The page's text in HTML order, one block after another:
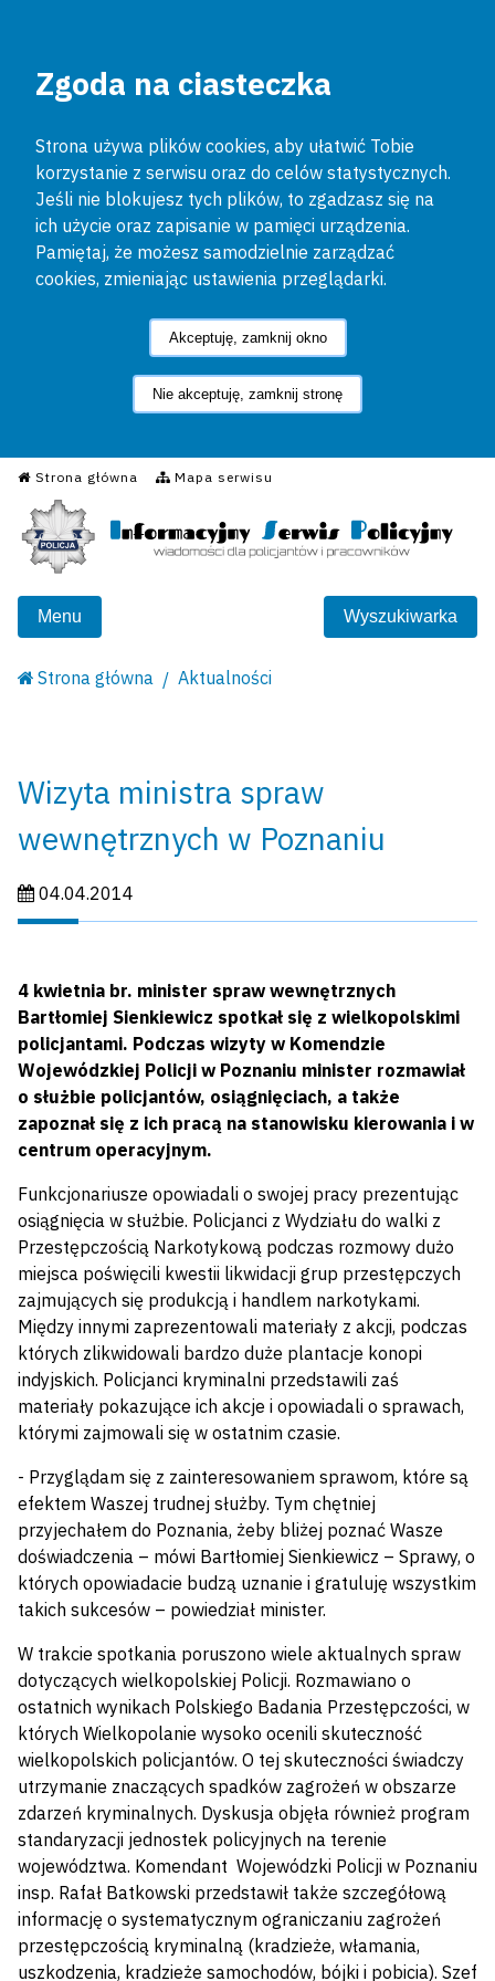
Zgoda na ciasteczka
Strona używa plików cookies, aby ułatwić Tobie
korzystanie z serwisu oraz do celów statystycznych.
Jeśli nie blokujesz tych plików, to zgadzasz się na
ich użycie oraz zapisanie w pamięci urządzenia.
Pamiętaj, że możesz samodzielnie zarządzać
cookies, zmieniając ustawienia przeglądarki.
Akceptuję, zamknij okno
Nie akceptuję, zamknij stronę
Strona główna Mapa serwisu
Informacyjny Serwis
Menu Wyszukiwarka
Strona główna Aktualności
Wizyta ministra spraw
wewnętrznych w Poznaniu
Data publikacji:
04.04.2014
4 kwietnia br. minister spraw wewnętrznych
Bartłomiej Sienkiewicz spotkał się z wielkopolskimi
policjantami. Podczas wizyty w Komendzie
Wojewódzkiej Policji w Poznaniu minister rozmawiał
o służbie policjantów, osiągnięciach, a także
zapoznał się z ich pracą na stanowisku kierowania i w
centrum operacyjnym.
Funkcjonariusze opowiadali o swojej pracy prezentując
osiągnięcia w służbie. Policjanci z Wydziału do walki z
Przestępczością Narkotykową podczas rozmowy dużo
miejsca poświęcili kwestii likwidacji grup przestępczych
zajmujących się produkcją i handlem narkotykami.
Między innymi zaprezentowali materiały z akcji, podczas
których zlikwidowali bardzo duże plantacje konopi
indyjskich. Policjanci kryminalni przedstawili zaś
materiały pokazujące ich akcje i opowiadali o sprawach,
którymi zajmowali się w ostatnim czasie.
- Przyglądam się z zainteresowaniem sprawom, które są
efektem Waszej trudnej służby. Tym chętniej
przyjechałem do Poznania, żeby bliżej poznać Wasze
doświadczenia – mówi Bartłomiej Sienkiewicz – Sprawy, o
których opowiadacie budzą uznanie i gratuluję wszystkim
takich sukcesów – powiedział minister.
W trakcie spotkania poruszono wiele aktualnych spraw
dotyczących wielkopolskiej Policji. Rozmawiano o
ostatnich wynikach Polskiego Badania Przestępczości, w
których Wielkopolanie wysoko ocenili skuteczność
wielkopolskich policjantów. O tej skuteczności świadczy
utrzymanie znaczących spadków zagrożeń w obszarze
zdarzeń kryminalnych. Dyskusja objęła również program
standaryzacji jednostek policyjnych na terenie
województwa. Komendant Wojewódzki Policji w Poznaniu
insp. Rafał Batkowski przedstawił także szczegółową
informację o systematycznym ograniczaniu zagrożeń
przestępczością kryminalną (kradzieże, włamania,
uszkodzenia, kradzieże samochodów, bójki i pobicia). Szef